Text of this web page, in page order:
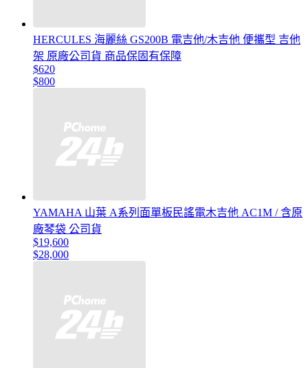
HERCULES 海麗絲 GS200B 電吉他/木吉他 便攜型 吉他
架 原廠公司貨 商品保固有保障
$620
$800
YAMAHA 山葉 A系列面單板民謠電木吉他 AC1M / 含原
廠琴袋 公司貨
$19,600
$28,000